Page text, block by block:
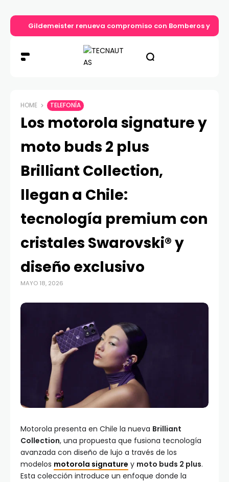
Gildemeister renueva compromiso con Bomberos y
HOME TELEFONÍA
Los motorola signature y
moto buds 2 plus
Brilliant Collection,
llegan a Chile:
tecnología premium con
cristales Swarovski® y
diseño exclusivo
MAYO 18, 2026
Motorola presenta en Chile la nueva Brilliant
Collection, una propuesta que fusiona tecnología
avanzada con diseño de lujo a través de los
modelos motorola signature y moto buds 2 plus.
Esta colección introduce un enfoque donde la